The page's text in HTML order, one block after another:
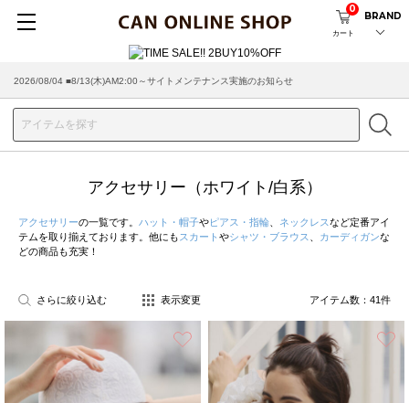
カート
0
BRAND
2026/08/04 ■8/13(木)AM2:00～サイトメンテナンス実施のお知らせ
アクセサリー（ホワイト/白系）
アクセサリーの一覧です。 ハット・帽子やピアス・指輪 ネックレスなど定番アイ
テムを取り揃えております。他にも スカート やシャツ・ブラウス カーディガンな
どの商品も充実！
さらに絞り込む 表示変更 アイテム数： 41件
お気に入り